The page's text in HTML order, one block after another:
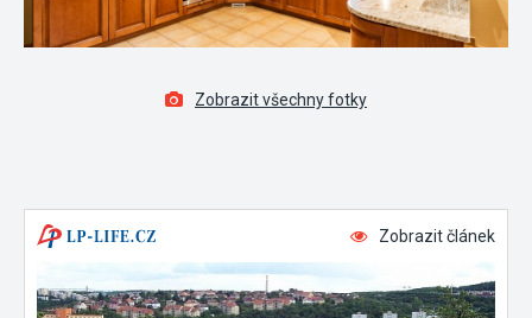
Zobrazit všechny fotky
Zobrazit článek